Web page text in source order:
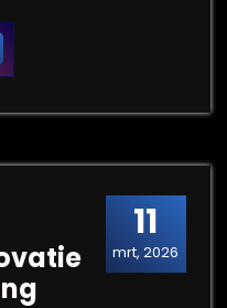
en Impact van
11
mrt, 2026